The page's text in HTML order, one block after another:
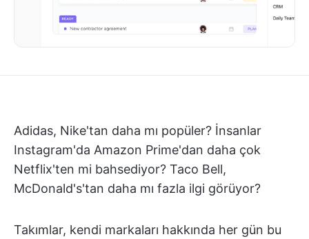
Adidas, Nike'tan daha mı popüler? İnsanlar
Instagram'da Amazon Prime'dan daha çok
Netflix'ten mi bahsediyor? Taco Bell,
McDonald's'tan daha mı fazla ilgi görüyor?
Takımlar, kendi markaları hakkında her gün bu